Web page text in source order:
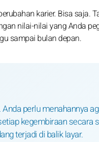
karier. Bisa saja.
nilai-nilai yang Anda
sampai bulan depan.
perlu menahannya
kegembiraan secara
terjadi di balik layar.